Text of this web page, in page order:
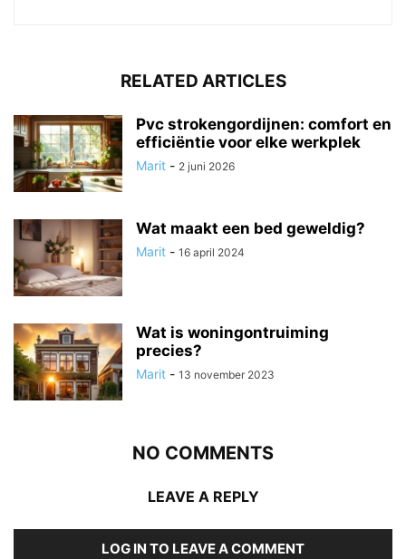
RELATED ARTICLES
Pvc strokengordijnen: comfort en
efficiëntie voor elke werkplek
Marit - 2 juni 2026
Wat maakt een bed geweldig?
Marit - 16 april 2024
Wat is woningontruiming
precies?
Marit - 13 november 2023
NO COMMENTS
LEAVE A REPLY
LOG IN TO LEAVE A COMMENT